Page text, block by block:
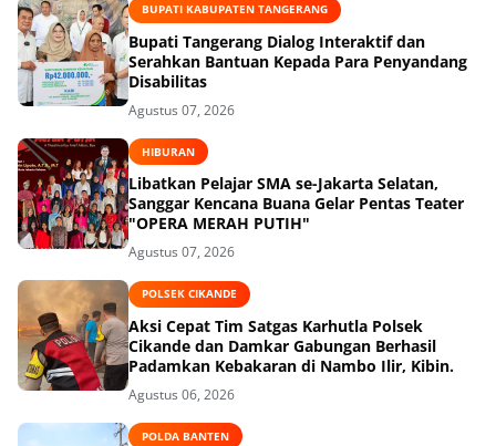
BUPATI KABUPATEN TANGERANG
Bupati Tangerang Dialog Interaktif dan
Serahkan Bantuan Kepada Para Penyandang
Disabilitas
Agustus 07, 2026
HIBURAN
Libatkan Pelajar SMA se-Jakarta Selatan,
Sanggar Kencana Buana Gelar Pentas Teater
"OPERA MERAH PUTIH"
Agustus 07, 2026
POLSEK CIKANDE
Aksi Cepat Tim Satgas Karhutla Polsek
Cikande dan Damkar Gabungan Berhasil
Padamkan Kebakaran di Nambo Ilir, Kibin.
Agustus 06, 2026
POLDA BANTEN